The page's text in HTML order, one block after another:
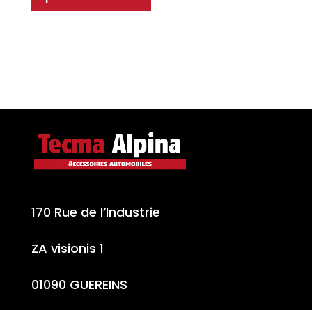
170 Rue de l’Industrie
ZA visionis 1
01090 GUEREINS